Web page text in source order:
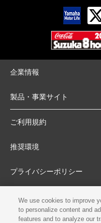
企業情報
製品・事業サイト
ご利用規約
推奨環境
プライバシーポリシー
Cookieポリシー
アクセシビリティ方針
We use cookies to improve
to personalize content and
features and to analyze our